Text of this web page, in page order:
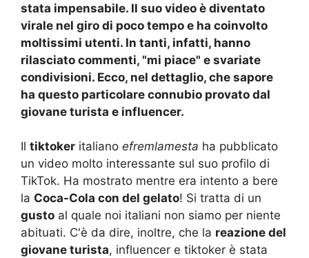
stata impensabile. Il suo video è diventato
virale nel giro di poco tempo e ha coinvolto
moltissimi utenti. In tanti, infatti, hanno
rilasciato commenti, "mi piace" e svariate
condivisioni. Ecco, nel dettaglio, che sapore
ha questo particolare connubio provato dal
giovane turista e influencer.
Il tiktoker italiano efremlamesta ha pubblicato
un video molto interessante sul suo profilo di
TikTok. Ha mostrato mentre era intento a bere
la Coca-Cola con del gelato! Si tratta di un
gusto al quale noi italiani non siamo per niente
abituati. C'è da dire, inoltre, che la reazione del
giovane turista, influencer e tiktoker è stata